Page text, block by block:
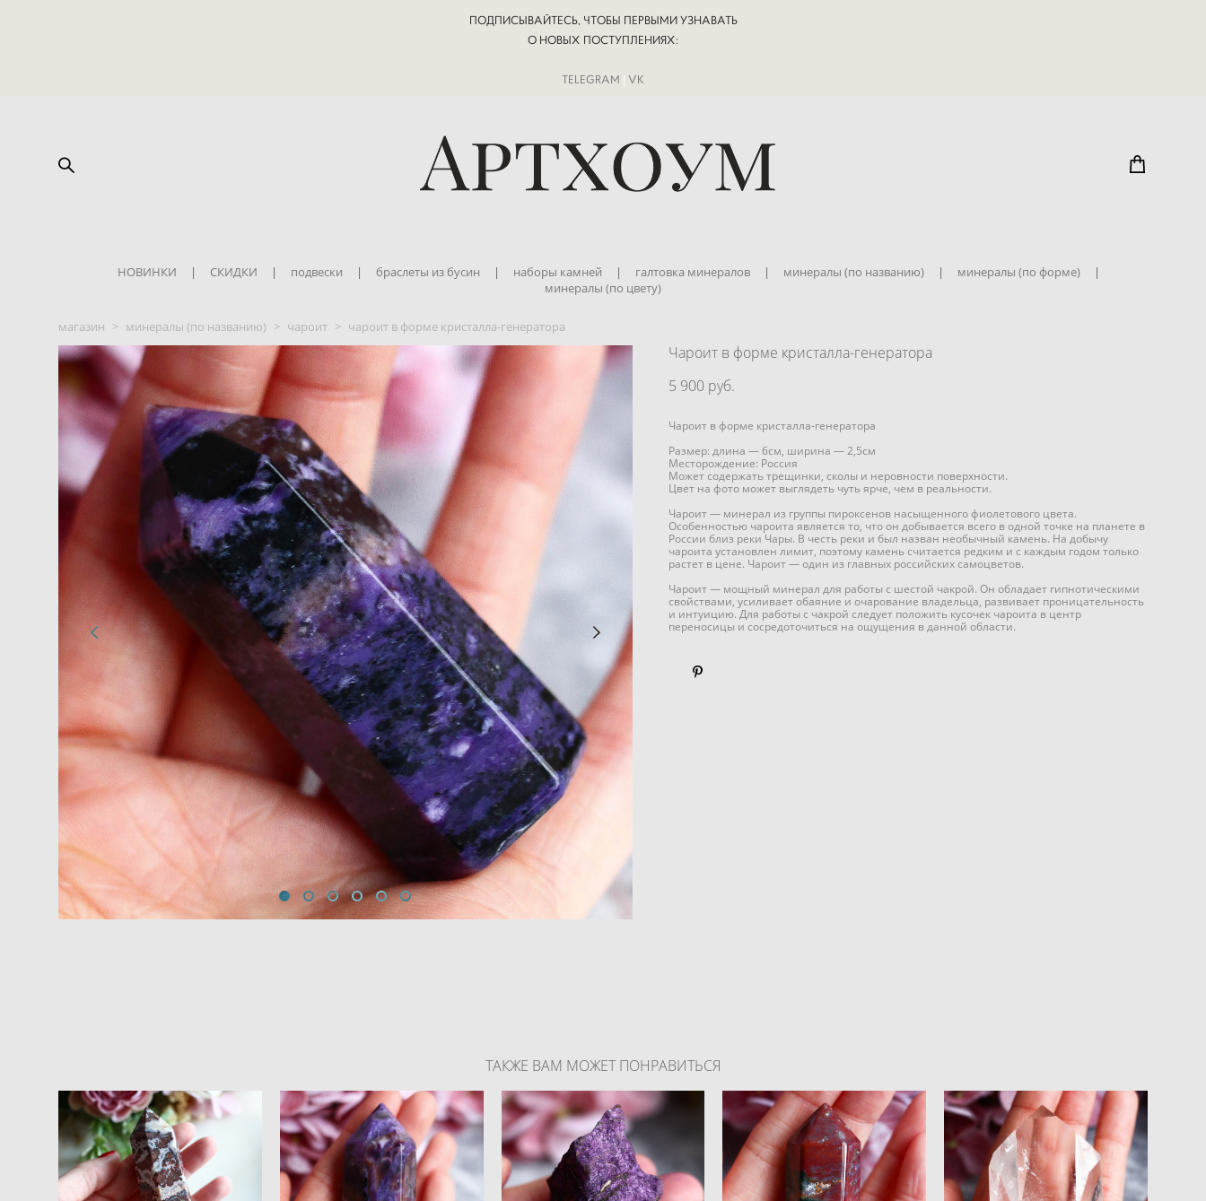
ПОДПИСЫВАЙТЕСЬ, ЧТОБЫ ПЕРВЫМИ УЗНАВАТЬ
О НОВЫХ ПОСТУПЛЕНИЯХ:
TELEGRAM | VK
НОВИНКИ | СКИДКИ | подвески | браслеты из бусин | наборы камней | галтовка минералов | минералы (по названию) | минералы (по форме)
|
минералы (по цвету)
магазин > минералы (по названию) > чароит > чароит в форме кристалла-генератора
Чароит в форме кристалла-генератора
5 900 pуб.
Чароит в форме кристалла-генератора
Размер: длина — 6см, ширина — 2,5см
Месторождение: Россия
Может содержать трещинки, сколы и неровности поверхности.
Цвет на фото может выглядеть чуть ярче, чем в реальности.
Чароит — минерал из группы пироксенов насыщенного фиолетового цвета.
Особенностью чароита является то, что он добывается всего в одной точке на планете в
России близ реки Чары. В честь реки и был назван необычный камень. На добычу
чароита установлен лимит, поэтому камень считается редким и с каждым годом только
растет в цене. Чароит — один из главных российских самоцветов.
Чароит — мощный минерал для работы с шестой чакрой. Он обладает гипнотическими
свойствами, усиливает обаяние и очарование владельца, развивает проницательность
и интуицию. Для работы с чакрой следует положить кусочек чароита в центр
переносицы и сосредоточиться на ощущения в данной области.
ТАКЖЕ ВАМ МОЖЕТ ПОНРАВИТЬСЯ